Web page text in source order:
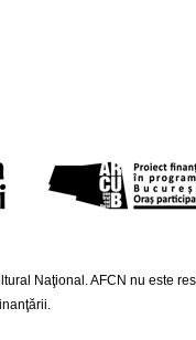
Naţional. AFCN nu este